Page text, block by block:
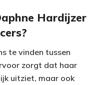
Hardijzer
te vinden tussen
zorgt dat haar
uitziet, maar ook